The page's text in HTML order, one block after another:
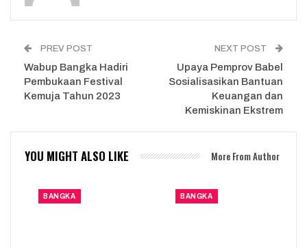
PREV POST
Wabup Bangka Hadiri
Pembukaan Festival
Kemuja Tahun 2023
NEXT POST
Upaya Pemprov Babel
Sosialisasikan Bantuan
Keuangan dan
Kemiskinan Ekstrem
YOU MIGHT ALSO LIKE More From Author
BANGKA BANGKA